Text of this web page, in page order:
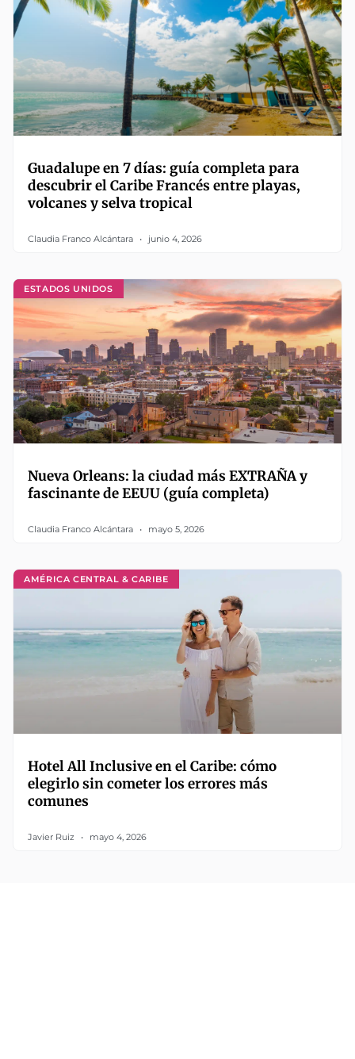
Guadalupe en 7 días: guía completa para
descubrir el Caribe Francés entre playas,
volcanes y selva tropical
Claudia Franco Alcántara junio 4, 2026
ESTADOS UNIDOS
Nueva Orleans: la ciudad más EXTRAÑA y
fascinante de EEUU (guía completa)
Claudia Franco Alcántara mayo 5, 2026
AMÉRICA CENTRAL & CARIBE
Hotel All Inclusive en el Caribe: cómo
elegirlo sin cometer los errores más
comunes
Javier Ruiz mayo 4, 2026